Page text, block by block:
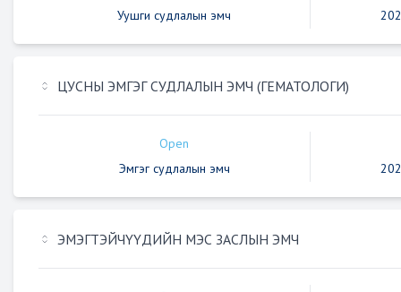
Уушги судлалын эмч
ЦУСНЫ ЭМГЭГ СУДЛАЛЫН ЭМЧ (ГЕМАТОЛОГИ)
Open
Эмгэг судлалын эмч
ЭМЭГТЭЙЧҮҮДИЙН МЭС ЗАСЛЫН ЭМЧ